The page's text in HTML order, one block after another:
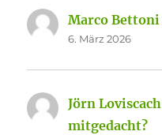
Marco Bettoni
6. März 2026
Jörn Loviscach
mitgedacht?